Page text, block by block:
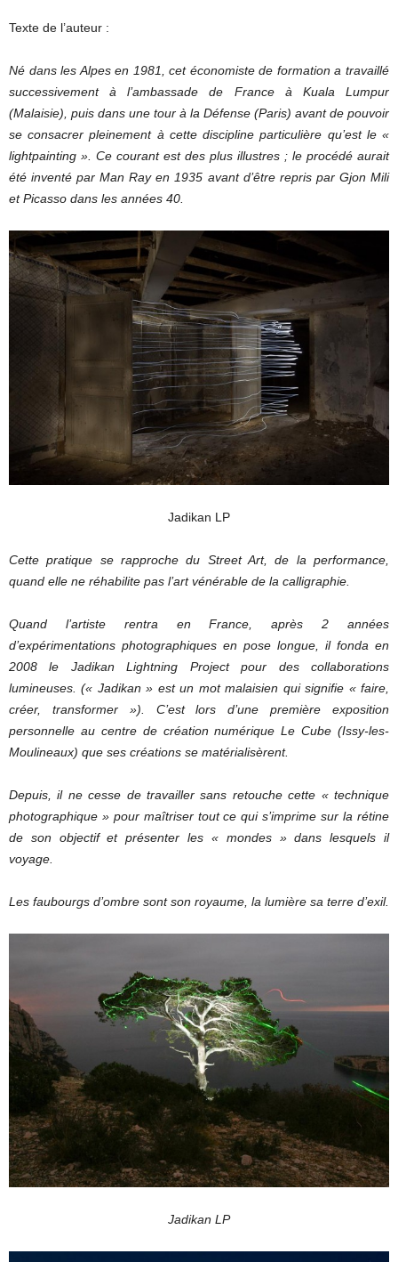
Texte de l’auteur :
Né dans les Alpes en 1981, cet économiste de formation a travaillé
successivement à l’ambassade de France à Kuala Lumpur
(Malaisie), puis dans une tour à la Défense (Paris) avant de pouvoir
se consacrer pleinement à cette discipline particulière qu’est le «
lightpainting ». Ce courant est des plus illustres ; le procédé aurait
été inventé par Man Ray en 1935 avant d’être repris par Gjon Mili
et Picasso dans les années 40.
Jadikan LP
Cette pratique se rapproche du Street Art, de la performance,
quand elle ne réhabilite pas l’art vénérable de la calligraphie.
Quand l’artiste rentra en France, après 2 années
d’expérimentations photographiques en pose longue, il fonda en
2008 le Jadikan Lightning Project pour des collaborations
lumineuses. (« Jadikan » est un mot malaisien qui signifie « faire,
créer, transformer »). C’est lors d’une première exposition
personnelle au centre de création numérique Le Cube (Issy-les-
Moulineaux) que ses créations se matérialisèrent.
Depuis, il ne cesse de travailler sans retouche cette « technique
photographique » pour maîtriser tout ce qui s’imprime sur la rétine
de son objectif et présenter les « mondes » dans lesquels il
voyage.
Les faubourgs d’ombre sont son royaume, la lumière sa terre d’exil.
Jadikan LP